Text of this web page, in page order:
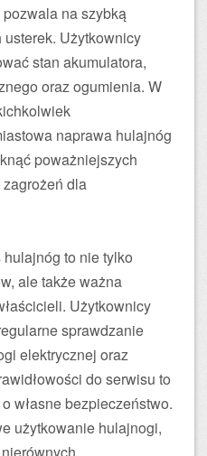
na szybką
Użytkownicy
stan akumulatora,
oraz ogumienia. W
naprawa hulajnóg
poważniejszych
dla
to nie tylko
ale także ważna
Użytkownicy
sprawdzanie
elektrycznej oraz
do serwisu to
własne bezpieczeństwo.
użytkowanie hulajnogi,